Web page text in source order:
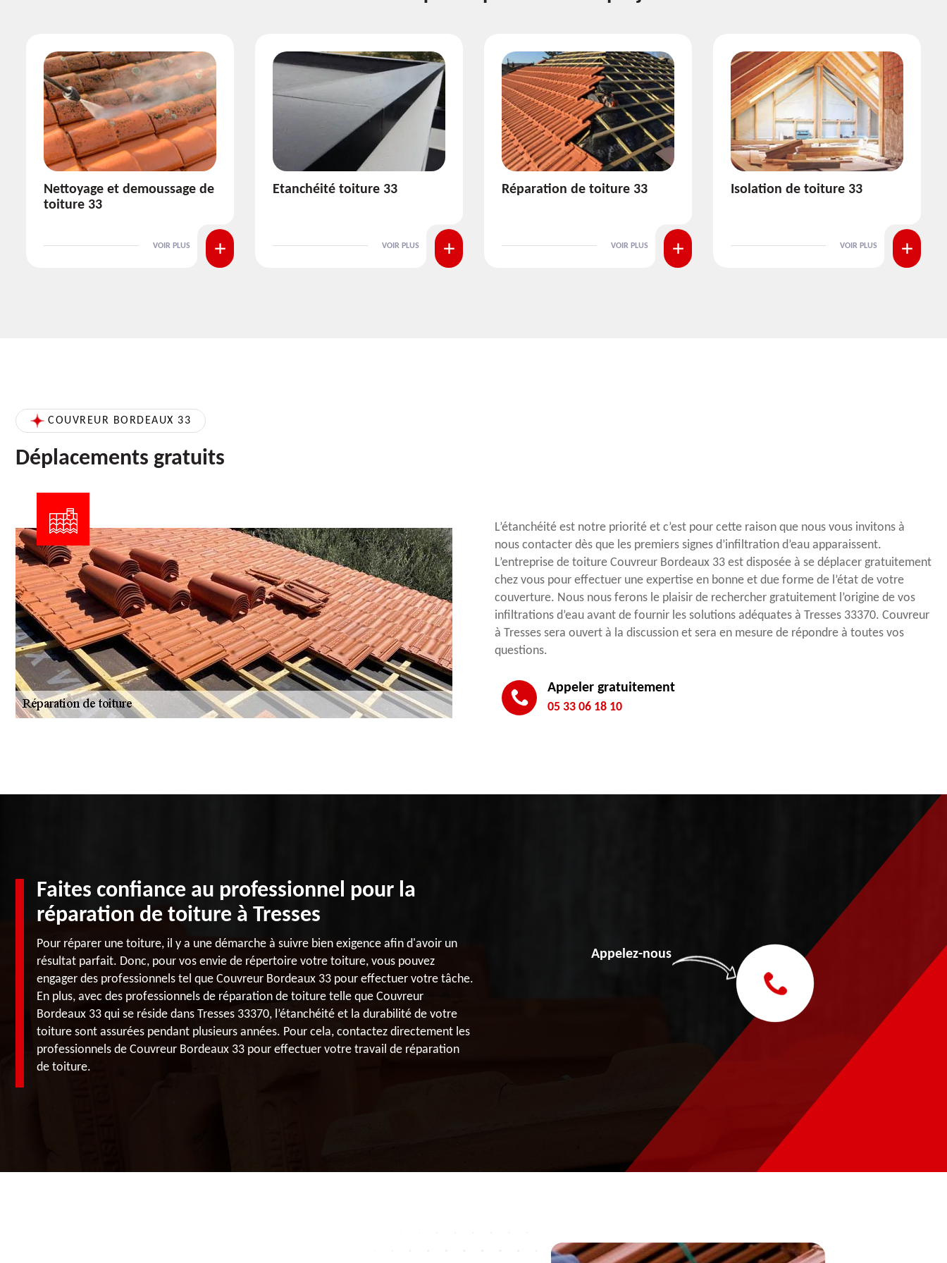
Etanchéité toiture 33
VOIR PLUS
Réparation de toiture 33
VOIR PLUS
Isolation de toiture 33
VOIR PLUS
Pose et nettoyage de
VOIR PLUS
COUVREUR BORDEAUX 33
Déplacements gratuits
L’étanchéité est notre priorité et c’est pour cette raison que nous vous invitons à
nous contacter dès que les premiers signes d’infiltration d’eau apparaissent.
L’entreprise de toiture Couvreur Bordeaux 33 est disposée à se déplacer gratuitement
chez vous pour effectuer une expertise en bonne et due forme de l’état de votre
couverture. Nous nous ferons le plaisir de rechercher gratuitement l’origine de vos
infiltrations d’eau avant de fournir les solutions adéquates à Tresses 33370. Couvreur
à Tresses sera ouvert à la discussion et sera en mesure de répondre à toutes vos
questions.
Appeler gratuitement
05 33 06 18 10
Faites confiance au professionnel pour la
réparation de toiture à Tresses
Pour réparer une toiture, il y a une démarche à suivre bien exigence afin d'avoir un
résultat parfait. Donc, pour vos envie de répertoire votre toiture, vous pouvez
engager des professionnels tel que Couvreur Bordeaux 33 pour effectuer votre tâche.
En plus, avec des professionnels de réparation de toiture telle que Couvreur
Bordeaux 33 qui se réside dans Tresses 33370, l’étanchéité et la durabilité de votre
toiture sont assurées pendant plusieurs années. Pour cela, contactez directement les
professionnels de Couvreur Bordeaux 33 pour effectuer votre travail de réparation
de toiture.
Appelez-nous